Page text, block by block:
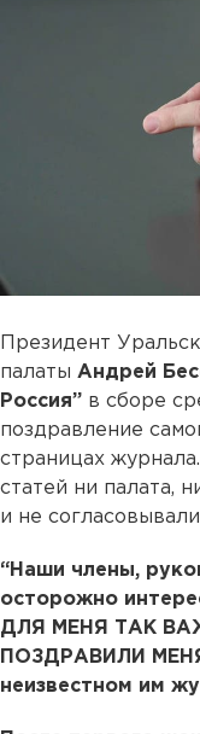
Президент
палаты Андрей
Россия” в сборе
поздравление
страницах
статей ни палата,
и не
“Наши члены,
осторожно
ДЛЯ МЕНЯ ТАК
ПОЗДРАВИЛИ
неизвестном им